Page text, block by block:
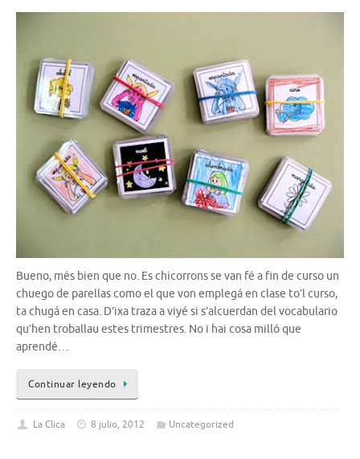
Bueno, més bien que no. Es chicorrons se van fé a fin de curso un
chuego de parellas como el que von emplegá en clase to’l curso,
ta chugá en casa. D’ixa traza a viyé si s’alcuerdan del vocabulario
qu’hen troballau estes trimestres. No i hai cosa milló que
aprendé…
Continuar leyendo
La Clica 8 julio, 2012 Uncategorized